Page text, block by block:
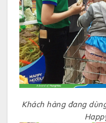
Khách hàng đang